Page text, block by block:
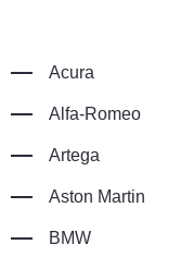
Acura
Alfa-Romeo
Artega
Aston Martin
BMW